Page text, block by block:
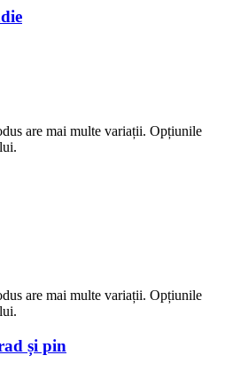
are mai multe variații. Opțiunile
are mai multe variații. Opțiunile
și pin